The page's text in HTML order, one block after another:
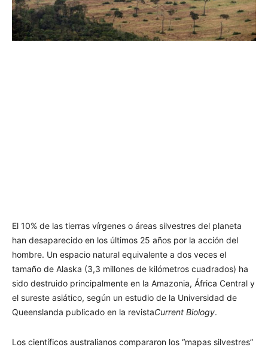
El 10% de las tierras vírgenes o áreas silvestres del planeta
han desaparecido en los últimos 25 años por la acción del
hombre. Un espacio natural equivalente a dos veces el
tamaño de Alaska (3,3 millones de kilómetros cuadrados) ha
sido destruido principalmente en la Amazonia, África Central y
el sureste asiático, según un estudio de la Universidad de
Queenslanda publicado en la revistaCurrent Biology.
Los científicos australianos compararon los “mapas silvestres”